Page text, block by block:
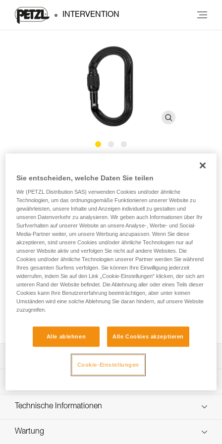
INTERVENTION
Ovalkarabiner mit hoher Bruchlast
Der OXAN ist ein Stahlkarabiner mit hoher Bruchlast für
schwierige Arbeitsumgebungen. Die ovale symmetrische
Form ermöglicht es, den Karabiner bei der Einrichtung von
Anschlagpunkten oder beim Einhängen an Metallstrukturen
optimal zu positionieren. Verfügbar mit zwei
Verriegelungssystemen: automatisches TRIACT-LOCK-
System und manuelles SCREW-LOCK-System. Der OXAN
kann mit dem CAPTIV-Positionierungsbügel kombiniert
werden, um die Belastung des Karabiners in der
Längsachse zu favorisieren, ein Verdrehen zu verhindern
und zu gewährleisten, dass er eine feste Einheit mit dem
Leistungsverzeichnis
Stahlkarabiner mit hoher Bruchlast für schwierige
Metallstrukturen.
Positionierung des Karabiners ermöglicht.
Material: Stahl
Referenz : M72A SLN
Technische Informationen
Das PDF herunterladen technical-notice-OXAN-VULCAN-
Wartung
Sie entscheiden, welche Daten Sie teilen
Wir (PETZL Distribution SAS) verwenden Cookies und/oder ähnliche
Technologien, um das ordnungsgemäße Funktionieren unserer Website zu
gewährleisten, unsere Inhalte und Anzeigen individuell zu gestalten und
unseren Datenverkehr zu analysieren. Wir geben auch Informationen über Ihr
Surfverhalten auf unserer Website an unsere Analyse-, Werbe- und Social-
Media-Partner weiter, um unsere Werbung anzupassen. Wenn Sie diese
akzeptieren, sind unsere Cookies und/oder ähnliche Technologien nur auf
unserer Website aktiv und verfolgen Sie nicht auf andere Websites. Die
Cookies und/oder ähnliche Technologien unserer Partner werden Sie während
Ihres gesamten Surfens verfolgen. Sie können Ihre Einwilligung jederzeit
widerrufen, indem Sie auf den Link „Cookie-Einstellungen“ klicken, der sich am
unteren Rand der Website befindet. Die Ablehnung aller oder eines Teils dieser
Cookies kann Ihre Benutzererfahrung beeinträchtigen, aber unter keinen
Umständen wird eine solche Ablehnung Sie daran hindern, auf unsere Website
zuzugreifen.
Alle ablehnen Alle Cookies akzeptieren
Cookie-Einstellungen